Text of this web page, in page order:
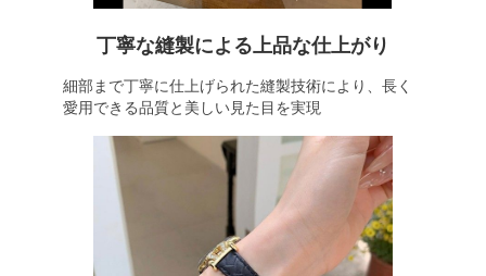
丁寧な縫製による上品な仕上がり
細部まで丁寧に仕上げられた縫製技術により、長く
愛用できる品質と美しい見た目を実現